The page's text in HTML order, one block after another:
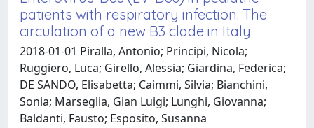
patients with respiratory infection: The
circulation of a new B3 clade in Italy
2018-01-01 Piralla, Antonio; Principi, Nicola;
Ruggiero, Luca; Girello, Alessia; Giardina, Federica;
DE SANDO, Elisabetta; Caimmi, Silvia; Bianchini,
Sonia; Marseglia, Gian Luigi; Lunghi, Giovanna;
Baldanti, Fausto; Esposito, Susanna